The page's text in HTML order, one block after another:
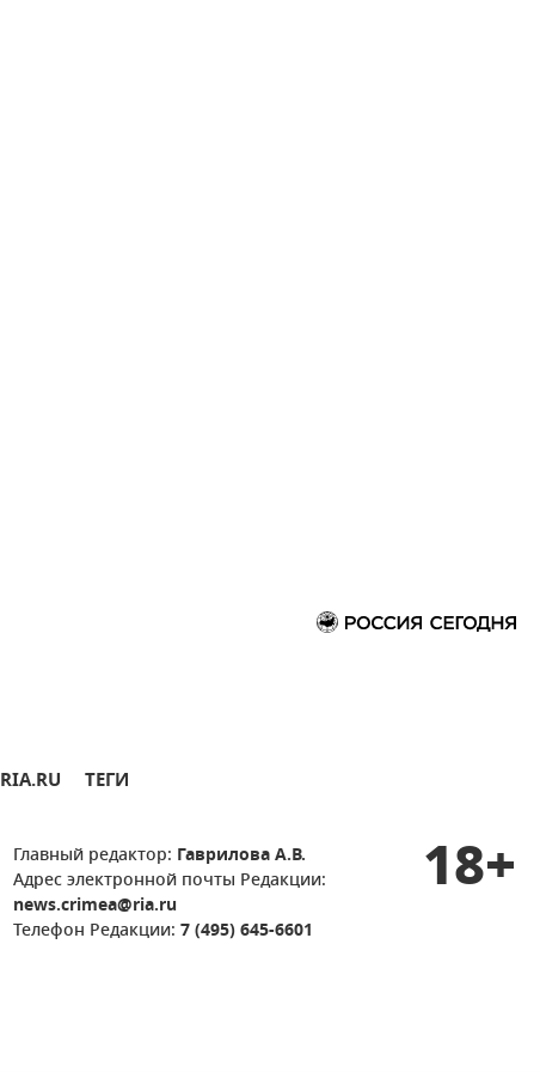
RIA.RU ТЕГИ
Главный редактор: Гаврилова А.В.
Адрес электронной почты Редакции:
news.crimea@ria.ru
Телефон Редакции: 7 (495) 645-6601
18+